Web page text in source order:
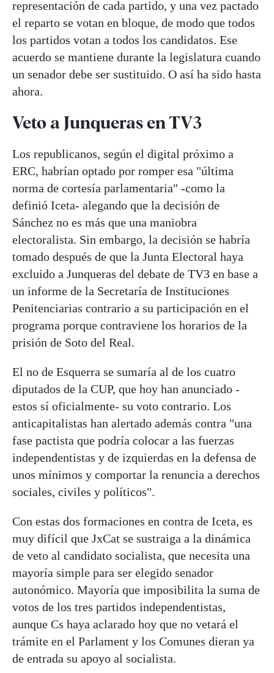
representación de cada partido, y una vez pactado
el reparto se votan en bloque, de modo que todos
los partidos votan a todos los candidatos. Ese
acuerdo se mantiene durante la legislatura cuando
un senador debe ser sustituido. O así ha sido hasta
ahora.
Veto a Junqueras en TV3
Los republicanos, según el digital próximo a
ERC, habrían optado por romper esa "última
norma de cortesía parlamentaria" -como la
definió Iceta- alegando que la decisión de
Sánchez no es más que una maniobra
electoralista. Sin embargo, la decisión se habría
tomado después de que la Junta Electoral haya
excluido a Junqueras del debate de TV3 en base a
un informe de la Secretaría de Instituciones
Penitenciarias contrario a su participación en el
programa porque contraviene los horarios de la
prisión de Soto del Real.
El no de Esquerra se sumaría al de los cuatro
diputados de la CUP, que hoy han anunciado -
estos sí oficialmente- su voto contrario. Los
anticapitalistas han alertado además contra "una
fase pactista que podría colocar a las fuerzas
independentistas y de izquierdas en la defensa de
unos mínimos y comportar la renuncia a derechos
sociales, civiles y políticos".
Con estas dos formaciones en contra de Iceta, es
muy difícil que JxCat se sustraiga a la dinámica
de veto al candidato socialista, que necesita una
mayoría simple para ser elegido senador
autonómico. Mayoría que imposibilita la suma de
votos de los tres partidos independentistas,
aunque Cs haya aclarado hoy que no vetará el
trámite en el Parlament y los Comunes dieran ya
de entrada su apoyo al socialista.